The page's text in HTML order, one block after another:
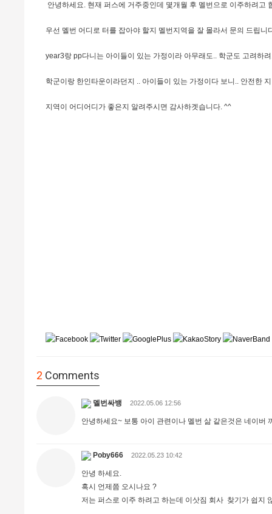
안녕하세요. 현재 퍼스에 거주중인데 몇개월 후 멜번으로 이주하려고
우선 멜번 어디로 터를 잡아야 할지 멜번지역을 잘 몰라서 문의 드립니
year3랑 pp다니는 아이들이 있는 가정이라 아무래도.. 학군도 고려하
학군이랑 한인타운이라던지 .. 아이들이 있는 가정이다 보니.. 안전한
지역이 어디어디가 좋은지 알려주시면 감사하겟습니다. ^^
2 Comments
멜번싸뱅 2022.05.06 12:56
안녕하세요~ 보통 아이 관련이나 멜번 삶 같은것은 네이버
Poby666 2022.05.23 10:42
안녕 하세요.
혹시 언제쯤 오시나요 ?
저는 퍼스로 이주 하려고 하는데 이삿짐 회사 찾기가 쉽지